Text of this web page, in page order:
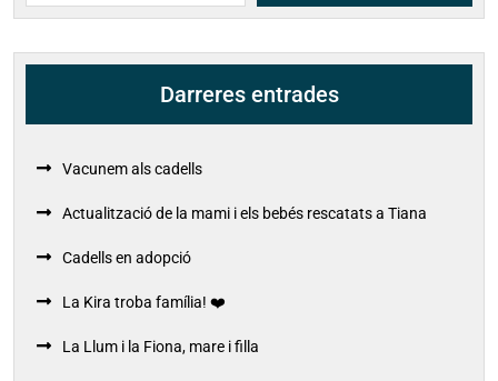
Darreres entrades
Vacunem als cadells
Actualització de la mami i els bebés rescatats a Tiana
Cadells en adopció
La Kira troba família! ❤️
La Llum i la Fiona, mare i filla